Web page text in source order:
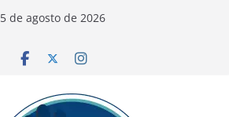
5 de agosto de 2026